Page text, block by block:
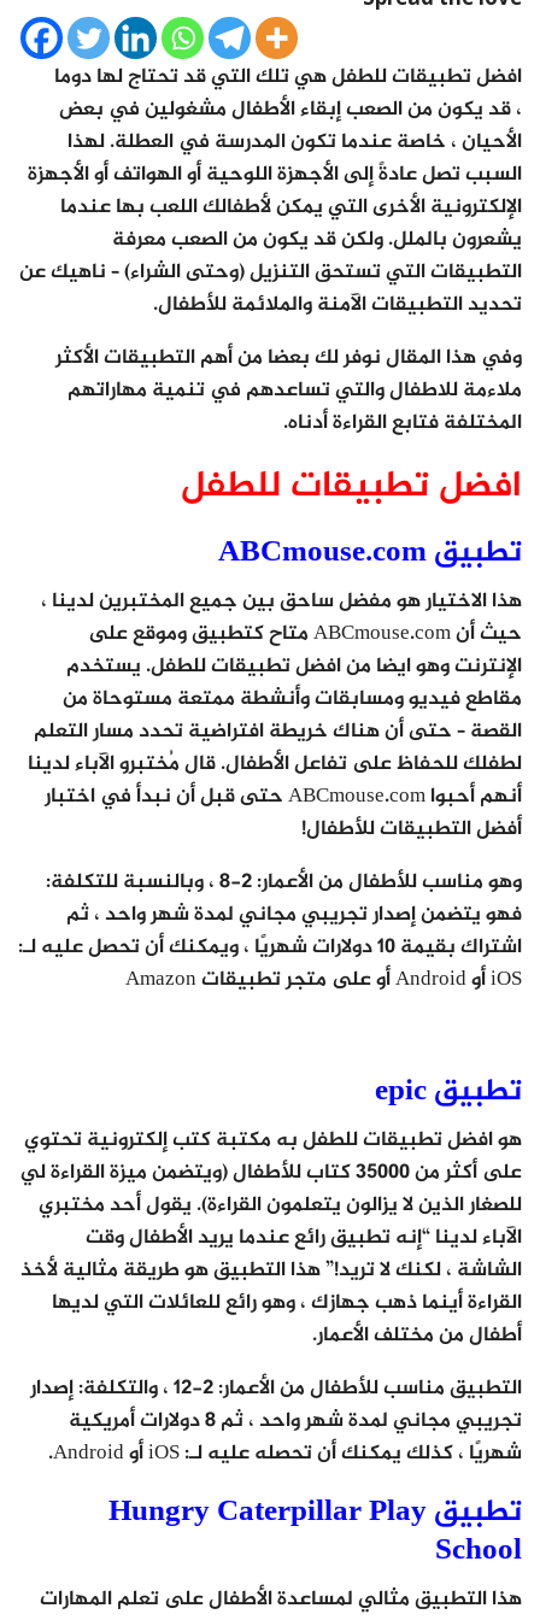
افضل تطبيقات للطفل هي تلك التي قد تحتاج لها دوما
، قد يكون من الصعب إبقاء الأطفال مشغولين في بعض
الأحيان ، خاصة عندما تكون المدرسة في العطلة. لهذا
السبب تصل عادةً إلى الأجهزة اللوحية أو الهواتف أو الأجهزة
الإلكترونية الأخرى التي يمكن لأطفالك اللعب بها عندما
يشعرون بالملل. ولكن قد يكون من الصعب معرفة
التطبيقات التي تستحق التنزيل (وحتى الشراء) – ناهيك عن
تحديد التطبيقات الآمنة والملائمة للأطفال.
وفي هذا المقال نوفر لك بعضا من أهم التطبيقات الأكثر
ملاءمة للاطفال والتي تساعدهم في تنمية مهاراتهم
المختلفة فتابع القراءة أدناه.
افضل تطبيقات للطفل
تطبيق ABCmouse.com
هذا الاختيار هو مفضل ساحق بين جميع المختبرين لدينا ،
حيث أن ABCmouse.com متاح كتطبيق وموقع على
الإنترنت وهو ايضا من افضل تطبيقات للطفل. يستخدم
مقاطع فيديو ومسابقات وأنشطة ممتعة مستوحاة من
القصة – حتى أن هناك خريطة افتراضية تحدد مسار التعلم
لطفلك للحفاظ على تفاعل الأطفال. قال مُختبرو الآباء لدينا
أنهم أحبوا ABCmouse.com حتى قبل أن نبدأ في اختبار
أفضل التطبيقات للأطفال!
وهو مناسب للأطفال من الأعمار: 2-8 ، وبالنسبة للتكلفة:
فهو يتضمن إصدار تجريبي مجاني لمدة شهر واحد ، ثم
اشتراك بقيمة 10 دولارات شهريًا ، ويمكنك أن تحصل عليه لـ:
iOS أو Android أو على متجر تطبيقات Amazon
تطبيق epic
هو افضل تطبيقات للطفل به مكتبة كتب إلكترونية تحتوي
على أكثر من 35000 كتاب للأطفال (ويتضمن ميزة القراءة لي
للصغار الذين لا يزالون يتعلمون القراءة). يقول أحد مختبري
الآباء لدينا “إنه تطبيق رائع عندما يريد الأطفال وقت
الشاشة ، لكنك لا تريد!” هذا التطبيق هو طريقة مثالية لأخذ
القراءة أينما ذهب جهازك ، وهو رائع للعائلات التي لديها
أطفال من مختلف الأعمار.
التطبيق مناسب للأطفال من الأعمار: 2-12 ، والتكلفة: إصدار
تجريبي مجاني لمدة شهر واحد ، ثم 8 دولارات أمريكية
شهريًا ، كذلك يمكنك أن تحصله عليه لـ: iOS أو Android.
تطبيق Hungry Caterpillar Play
School
هذا التطبيق مثالي لمساعدة الأطفال على تعلم المهارات